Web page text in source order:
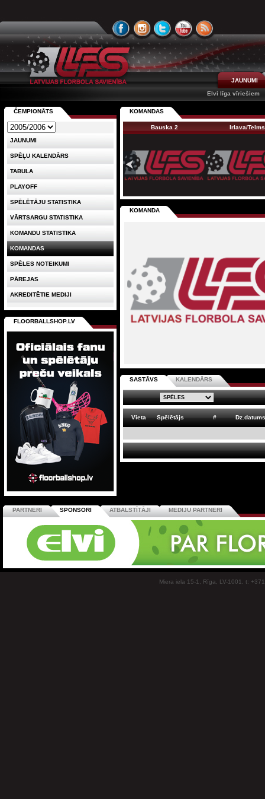
JAUNUMI
Elvi līga vīriešiem
KOMANDAS
Bauska 2 Irlava/Telms
KOMANDA
SASTĀVS KALENDĀRS
Vieta Spēlētājs # Dz.datums
ČEMPIONĀTS
JAUNUMI
SPĒĻU KALENDĀRS
TABULA
PLAYOFF
SPĒLĒTĀJU STATISTIKA
VĀRTSARGU STATISTIKA
KOMANDU STATISTIKA
KOMANDAS
SPĒLES NOTEIKUMI
PĀREJAS
AKREDITĒTIE MEDIJI
FLOORBALLSHOP.LV
PARTNERI SPONSORI ATBALSTĪTĀJI MEDIJU PARTNERI
Miera iela 15-1, Rīga, LV-1001, t: